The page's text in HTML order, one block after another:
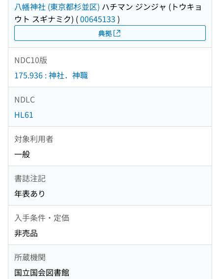
八幡神社 (東京都杉並区) ハチマン ジンジャ (トウキョ
ウト スギナミク) (00645133 )
典拠
NDC10版
175.936 : 神社．神職
NDLC
HL61
対象利用者
一般
書誌注記
年表あり
入手条件・定価
非売品
所蔵機関
国立国会図書館